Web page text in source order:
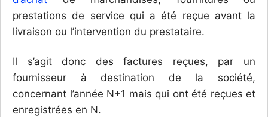
prestations de service qui a été reçue avant la
livraison ou l’intervention du prestataire.
Il s’agit donc des factures reçues, par un
fournisseur à destination de la société,
concernant l’année N+1 mais qui ont été reçues et
enregistrées en N.